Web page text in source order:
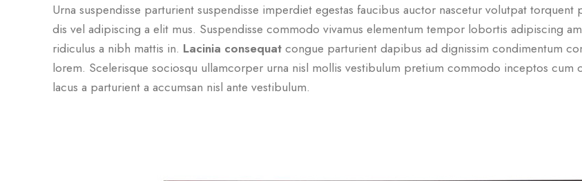
Urna suspendisse parturient suspendisse imperdiet egestas faucibus auctor nascetur volutpat
dis vel adipiscing a elit mus. Suspendisse commodo vivamus elementum tempor lobortis adipiscing
ridiculus a nibh mattis in. Lacinia consequatcongue parturient dapibus ad dignissim condimentum
lorem. Scelerisque sociosqu ullamcorper urna nisl mollis vestibulum pretium commodo inceptos cum
lacus a parturient a accumsan nisl ante vestibulum.